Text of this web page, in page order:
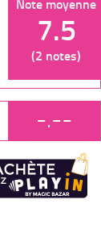
Note moyenne
7.5
(2 notes)
-.--